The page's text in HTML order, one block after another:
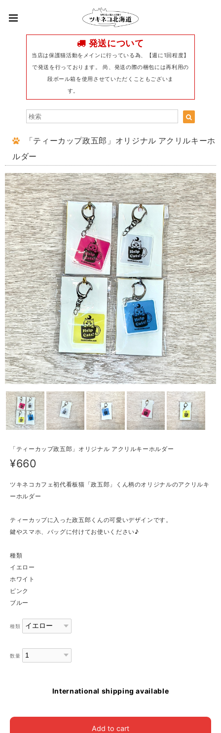
発送について
当店は保護猫活動をメインに行っている為、【週に1回程度】
で発送を行っております。 尚、発送の際の梱包には再利用の
段ボール箱を使用させていただくこともございま
す。
「ティーカップ政五郎」オリジナル アクリルキーホ
ルダー
「ティーカップ政五郎」オリジナル アクリルキーホルダー
¥660
ツキネコカフェ初代看板猫「政五郎」くん柄のオリジナルのアクリルキ
ーホルダー
ティーカップに入った政五郎くんの可愛いデザインです。
鍵やスマホ、バッグに付けてお使いください♪
種類
イエロー
ホワイト
ピンク
ブルー
種類
数量
International shipping available
Add to cart